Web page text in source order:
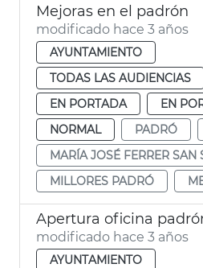
Mejoras en el padrón
modificado hace 3 años
AYUNTAMIENTO
TODAS LAS AUDIENCIAS
EN PORTADA
EN
NORMAL
PADRÓ
MARÍA JOSÉ FERRER SAN
MILLORES PADRÓ
Apertura oficina
modificado hace 3 años
AYUNTAMIENTO